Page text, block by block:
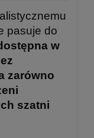
pasuje do
w
zarówno
szatni